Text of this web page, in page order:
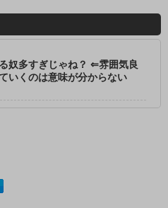
奴多すぎじゃね？ ⇐雰囲気良
いくのは意味が分からない